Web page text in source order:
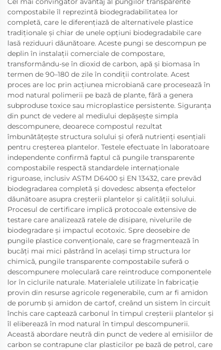
compostabile îl reprezintă biodegradabilitatea lor
completă, care le diferențiază de alternativele plastice
tradiționale și chiar de unele opțiuni biodegradabile care
lasă reziduuri dăunătoare. Aceste pungi se descompun pe
deplin în instalații comerciale de compostare,
transformându-se în dioxid de carbon, apă și biomasa în
termen de 90–180 de zile în condiții controlate. Acest
proces are loc prin acțiunea microbiană care procesează în
mod natural polimerii pe bază de plante, fără a genera
subproduse toxice sau microplastice persistente. Siguranța
din punct de vedere al mediului depășește simpla
descompunere, deoarece compostul rezultat
îmbunătățește structura solului și oferă nutrienți esențiali
pentru creșterea plantelor. Testele efectuate în laboratoare
independente confirmă faptul că pungile transparente
compostabile respectă standardele internaționale
riguroase, inclusiv ASTM D6400 și EN 13432, care prevăd
biodegradarea completă și dovedesc absența efectelor
dăunătoare asupra creșterii plantelor și calității solului.
Procesul de certificare implică protocoale extensive de
testare care analizează ratele de disipare, nivelurile de
biodegradare și impactul ecotoxic. Spre deosebire de
pungile plastice convenționale, care se fragmentează în
bucăți mai mici păstrând în același timp structura lor
chimică, pungile transparente compostabile suferă o
descompunere moleculară care reintroduce componentele
lor în ciclurile naturale. Materialele utilizate în fabricație
provin din resurse agricole regenerabile, cum ar fi amidon
de porumb și amidon de cartof, creând un sistem în circuit
închis care captează carbonul în timpul creșterii plantelor și
îl eliberează în mod natural în timpul descompunerii.
Această abordare neutră din punct de vedere al emisiilor de
carbon se contrapune clar plasticilor pe bază de petrol, care